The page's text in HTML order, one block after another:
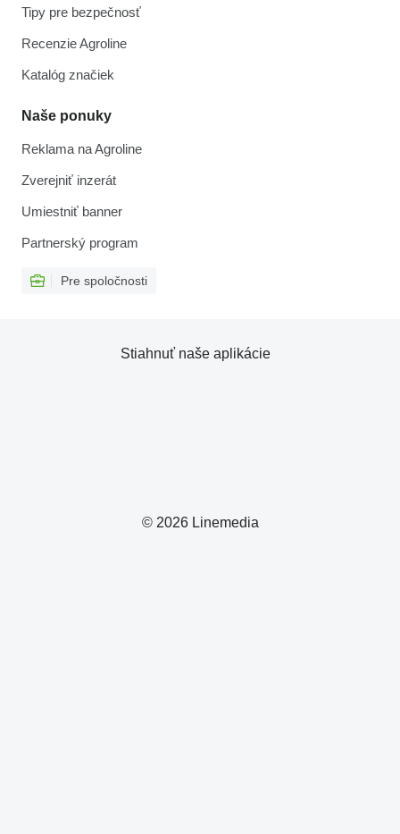
Tipy pre bezpečnosť
Recenzie Agroline
Katalóg značiek
Naše ponuky
Reklama na Agroline
Zverejniť inzerát
Umiestniť banner
Partnerský program
Pre spoločnosti
© 2026 Linemedia
Stiahnuť naše aplikácie